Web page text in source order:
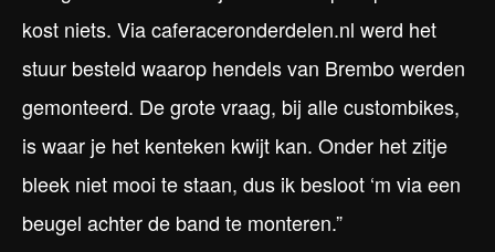
kost niets. Via caferaceronderdelen.nl werd het
stuur besteld waarop hendels van Brembo werden
gemonteerd. De grote vraag, bij alle custombikes,
is waar je het kenteken kwijt kan. Onder het zitje
bleek niet mooi te staan, dus ik besloot ‘m via een
beugel achter de band te monteren.”